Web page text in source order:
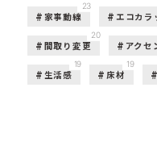
家事動線
23
エコカラ
間取り変更
20
アクセ
生活感
19
床材
19